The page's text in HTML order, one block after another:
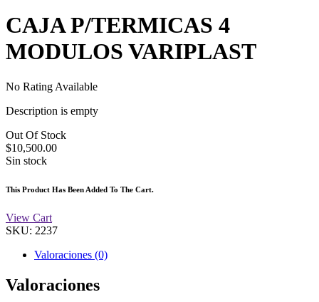
CAJA P/TERMICAS 4
MODULOS VARIPLAST
No Rating Available
Description is empty
Out Of Stock
$10,500.00
Sin stock
This Product Has Been Added To The Cart.
View Cart
SKU: 2237
Valoraciones (0)
Valoraciones